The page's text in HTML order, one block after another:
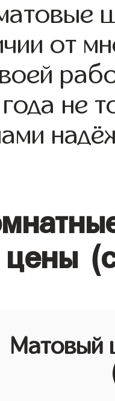
от
не
цены
Матовый